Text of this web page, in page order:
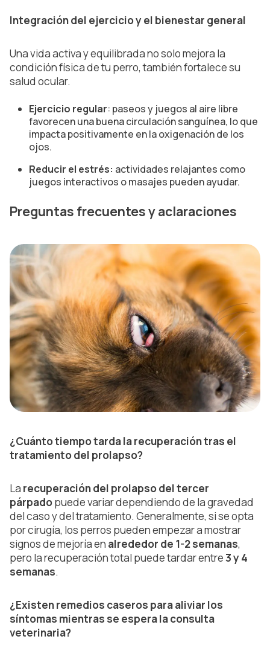
Integración del ejercicio y el bienestar general
Una vida activa y equilibrada no solo mejora la
condición física de tu perro, también fortalece su
salud ocular.
Ejercicio regular: paseos y juegos al aire libre
favorecen una buena circulación sanguínea, lo que
impacta positivamente en la oxigenación de los
ojos.
Reducir el estrés: actividades relajantes como
juegos interactivos o masajes pueden ayudar.
Preguntas frecuentes y aclaraciones
¿Cuánto tiempo tarda la recuperación tras el
tratamiento del prolapso?
La recuperación del prolapso del tercer
párpadopuede variar dependiendo de la gravedad
del caso y del tratamiento. Generalmente, si se opta
por cirugía, los perros pueden empezar a mostrar
signos de mejoría en alrededor de 1-2 semanas,
pero la recuperación total puede tardar entre3 y 4
semanas.
¿Existen remedios caseros para aliviar los
síntomas mientras se espera la consulta
veterinaria?